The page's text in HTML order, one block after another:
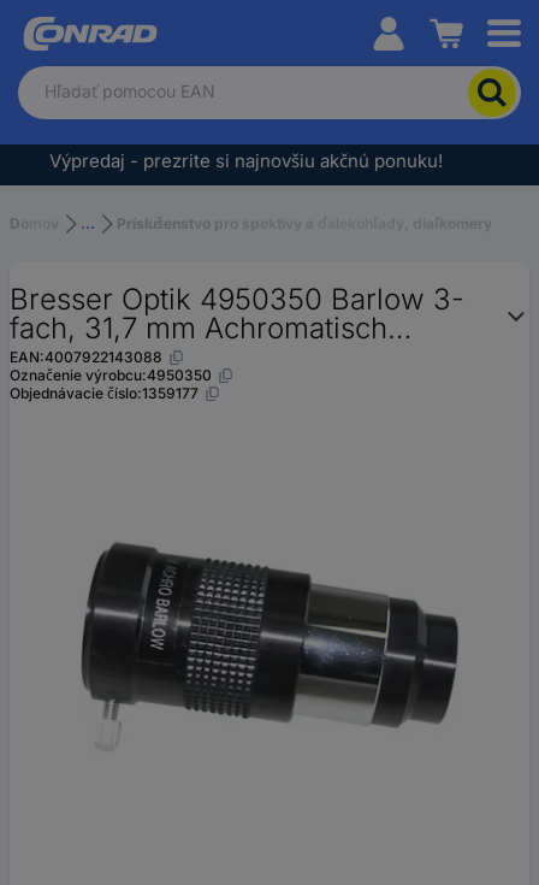
Conrad
Pre
vyhľadanie
zadajte
kľúčové
objednávacie
alebo
číslo
výrobcu
Výpredaj - prezrite si najnovšiu akčnú ponuku!
Domov ... Príslušenstvo pro spektívy a ďalekohľady, diaľkomery
Bresser Optik 4950350 Barlow 3-
fach, 31,7 mm Achromatisch
Barlowova šošovka
EAN:4007922143088
Označenie výrobcu:4950350
Objednávacie číslo:1359177